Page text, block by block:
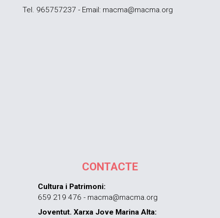
Tel. 965757237 - Email: macma@macma.org
CONTACTE
Cultura i Patrimoni:
659 219 476 - macma@macma.org
Joventut. Xarxa Jove Marina Alta: